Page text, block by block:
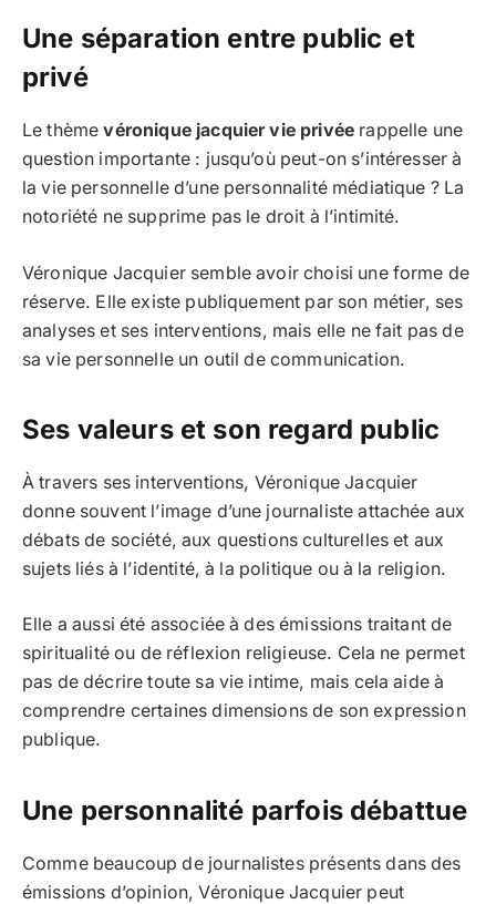
Une séparation entre public et
privé
Le thèmevéronique jacquier vie privée rappelle une
question importante : jusqu’où peut-on s’intéresser à
la vie personnelle d’une personnalité médiatique ? La
notoriété ne supprime pas le droit à l’intimité.
Véronique Jacquier semble avoir choisi une forme de
réserve. Elle existe publiquement par son métier, ses
analyses et ses interventions, mais elle ne fait pas de
sa vie personnelle un outil de communication.
Ses valeurs et son regard public
À travers ses interventions, Véronique Jacquier
donne souvent l’image d’une journaliste attachée aux
débats de société, aux questions culturelles et aux
sujets liés à l’identité, à la politique ou à la religion.
Elle a aussi été associée à des émissions traitant de
spiritualité ou de réflexion religieuse. Cela ne permet
pas de décrire toute sa vie intime, mais cela aide à
comprendre certaines dimensions de son expression
publique.
Une personnalité parfois débattue
Comme beaucoup de journalistes présents dans des
émissions d’opinion, Véronique Jacquier peut